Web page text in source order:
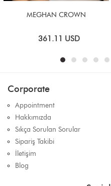
MEGHAN CROWN
361.11 USD
Corporate
Appointment
Hakkımızda
Sıkça Sorulan Sorular
Sipariş Takibi
İletişim
Blog